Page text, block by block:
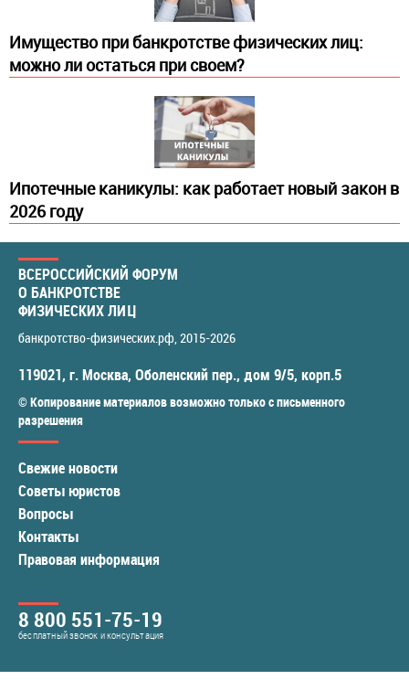
Имущество при банкротстве физических лиц:
можно ли остаться при своем?
Ипотечные каникулы: как работает новый закон в
2026 году
ВСЕРОССИЙСКИЙ ФОРУМ
О БАНКРОТСТВЕ
ФИЗИЧЕСКИХ ЛИЦ
банкротство-физических.рф , 2015-2026
119021, г. Москва, Оболенский пер., дом 9/5, корп.5
© Копирование материалов возможно только с письменного
разрешения
Свежие новости
Советы юристов
Вопросы
Контакты
Правовая информация
8 800 551-75-19
бесплатный звонок и консультация